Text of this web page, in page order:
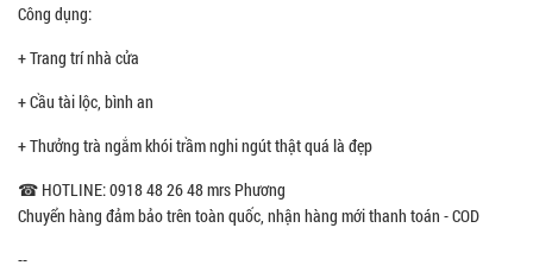
Công dụng:
+ Trang trí nhà cửa
+ Cầu tài lộc, bình an
+ Thưởng trà ngắm khói trầm nghi ngút thật quá là đẹp
☎ HOTLINE: 0918 48 26 48 mrs Phương
Chuyển hàng đảm bảo trên toàn quốc, nhận hàng mới thanh toán - COD
--